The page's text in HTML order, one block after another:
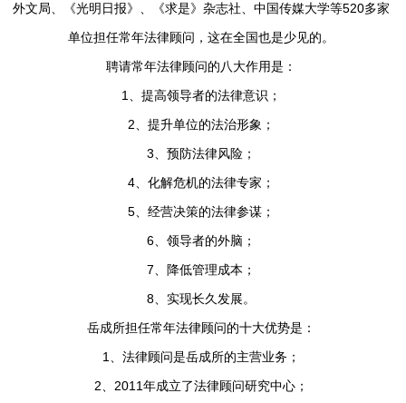
外文局、《光明日报》、《求是》杂志社、中国传媒大学等520多家
单位担任常年法律顾问，这在全国也是少见的。
聘请常年法律顾问的八大作用是：
1、提高领导者的法律意识；
2、提升单位的法治形象；
3、预防法律风险；
4、化解危机的法律专家；
5、经营决策的法律参谋；
6、领导者的外脑；
7、降低管理成本；
8、实现长久发展。
岳成所担任常年法律顾问的十大优势是：
1、法律顾问是岳成所的主营业务；
2、2011年成立了法律顾问研究中心；